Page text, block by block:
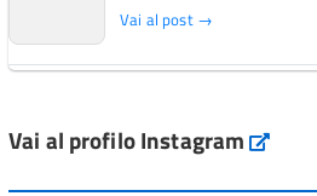
Vai al post →
Vai al post →
Vai al profilo Instagram